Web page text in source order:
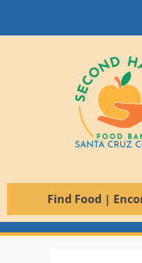
Find Food |